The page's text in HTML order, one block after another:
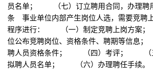
员名单； （七）订立聘用合同，办理
条 事业单位内部产生岗位人选，需要竞聘
程序进行： （一）制定竞聘上岗方案
位公布竞聘岗位、资格条件、聘期等信
聘人员资格条件； （四）考评； （
拟聘人员名单； （六）办理聘任手